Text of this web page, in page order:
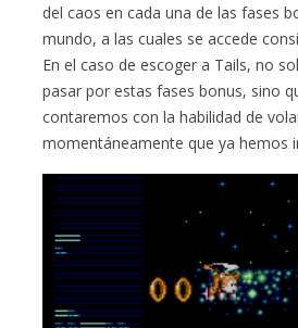
del caos en cada una de las fases
mundo, a las cuales se accede
En el caso de escoger a Tails, no
pasar por estas fases bonus, sino
contaremos con la habilidad de
momentáneamente que ya hemos